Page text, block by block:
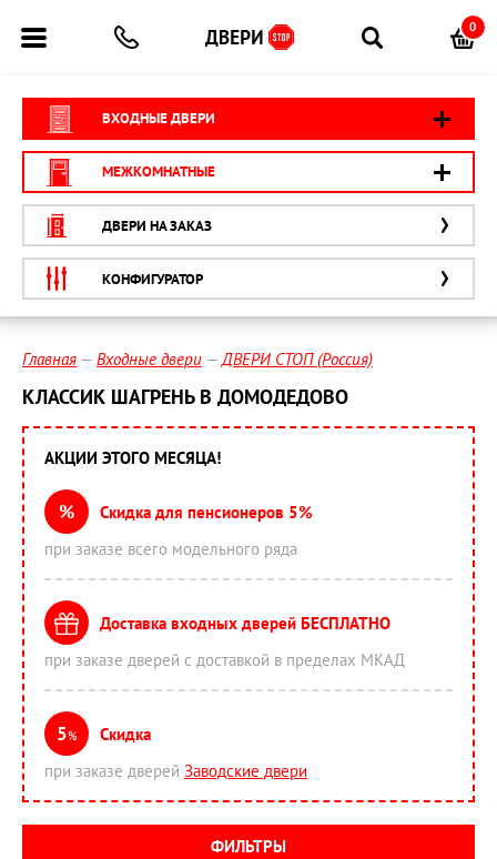
0
ВХОДНЫЕ ДВЕРИ
МЕЖКОМНАТНЫЕ
ДВЕРИ НА ЗАКАЗ
КОНФИГУРАТОР
Главная Входные двери ДВЕРИ СТОП (Россия)
КЛАССИК ШАГРЕНЬ В ДОМОДЕДОВО
АКЦИИ ЭТОГО МЕСЯЦА!
%
Скидка для пенсионеров 5%
при заказе всего модельного ряда
Доставка входных дверей БЕСПЛАТНО
при заказе дверей с доставкой в пределах МКАД
5%
Скидка
при заказе дверей Заводские двери
ФИЛЬТРЫ